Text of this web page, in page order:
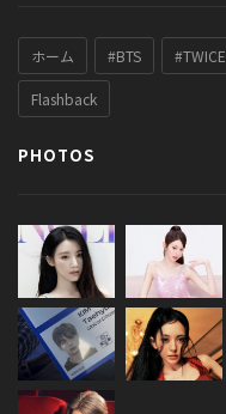
ホーム #BTS #TWICE
Flashback
PHOTOS